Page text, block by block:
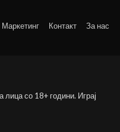
Маркетинг Контакт За нас
лица со 18+ години. Играј